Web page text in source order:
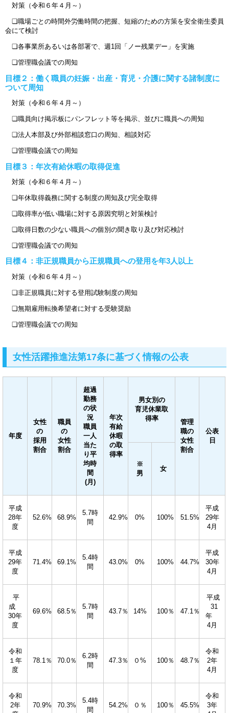
対策（令和６年４月～）
❏職場ごとの時間外労働時間の把握、短縮のための方策を安全衛生委員
会にて検討
❏各事業所あるいは各部署で、週1回「ノー残業デー」を実施
❏管理職会議での周知
目標２：働く職員の妊娠・出産・育児・介護に関する諸制度に
ついて周知
対策（令和６年４月～）
❏職員向け掲示板にパンフレット等を掲示、並びに職員への周知
❏法人本部及び外部相談窓口の周知、相談対応
❏管理職会議での周知
目標３：年次有給休暇の取得促進
対策（令和６年４月～）
❏年休取得義務に関する制度の周知及び完全取得
❏取得率が低い職場に対する原因究明と対策検討
❏取得日数の少ない職員への個別の聞き取り及び対応検討
❏管理職会議での周知
目標４：非正規職員から正規職員への登用を年3人以上
対策（令和６年４月～）
❏非正規職員に対する登用試験制度の周知
❏無期雇用転換希望者に対する受験奨励
❏管理職会議での周知
女性活躍推進法第17条に基づく情報の公表
年度
女性
の
採用
割合
職員
の
女性
割合
超過
勤務
の状
況
職員
一人
当た
り平
均時
間
(月)
年次
有給
休暇
の取
得率
男女別の
育児休業取
得率
管理
職の
女性
割合
公表
日
※
男
女
平成
28年
度
52.6% 68.9%
5.7時
間
42.9% 0% 100% 51.5%
平成
29年
4月
平成
29年
度
71.4% 69.1%
5.4時
間
43.0% 0% 100% 44.7%
平成
30年
4月
平
成
30年
度
69.6% 68.5％
5.7時
間
43.7％ 14% 100％ 47.1％
平成
31
年
4月
令和
１年
度
78.1％ 70.0％
6.2時
間
47.3％ ０% 100％ 48.7％
令和
2年
4月
令和
2年
70.9% 70.3%
5.4時
間
54.2% ０％ 100％ 45.5%
令和
3年